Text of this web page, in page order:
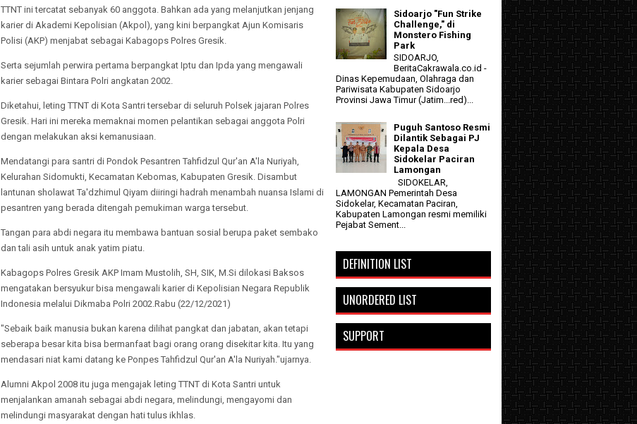
TTNT ini tercatat sebanyak 60 anggota. Bahkan ada yang melanjutkan jenjang
karier di Akademi Kepolisian (Akpol), yang kini berpangkat Ajun Komisaris
Polisi (AKP) menjabat sebagai Kabagops Polres Gresik.
Serta sejumlah perwira pertama berpangkat Iptu dan Ipda yang mengawali
karier sebagai Bintara Polri angkatan 2002.
Diketahui, leting TTNT di Kota Santri tersebar di seluruh Polsek jajaran Polres
Gresik. Hari ini mereka memaknai momen pelantikan sebagai anggota Polri
dengan melakukan aksi kemanusiaan.
Mendatangi para santri di Pondok Pesantren Tahfidzul Qur'an A'la Nuriyah,
Kelurahan Sidomukti, Kecamatan Kebomas, Kabupaten Gresik. Disambut
lantunan sholawat Ta'dzhimul Qiyam diiringi hadrah menambah nuansa Islami di
pesantren yang berada ditengah pemukiman warga tersebut.
Tangan para abdi negara itu membawa bantuan sosial berupa paket sembako
dan tali asih untuk anak yatim piatu.
Kabagops Polres Gresik AKP Imam Mustolih, SH, SIK, M.Si dilokasi Baksos
mengatakan bersyukur bisa mengawali karier di Kepolisian Negara Republik
Indonesia melalui Dikmaba Polri 2002.Rabu (22/12/2021)
"Sebaik baik manusia bukan karena dilihat pangkat dan jabatan, akan tetapi
seberapa besar kita bisa bermanfaat bagi orang orang disekitar kita. Itu yang
mendasari niat kami datang ke Ponpes Tahfidzul Qur'an A'la Nuriyah."ujarnya.
Alumni Akpol 2008 itu juga mengajak leting TTNT di Kota Santri untuk
menjalankan amanah sebagai abdi negara, melindungi, mengayomi dan
melindungi masyarakat dengan hati tulus ikhlas.
Sidoarjo "Fun Strike
Challenge," di
Monstero Fishing
Park
SIDOARJO,
BeritaCakrawala.co.id -
Dinas Kepemudaan, Olahraga dan
Pariwisata Kabupaten Sidoarjo
Provinsi Jawa Timur (Jatim...red)...
Puguh Santoso Resmi
Dilantik Sebagai PJ
Kepala Desa
Sidokelar Paciran
Lamongan
SIDOKELAR,
LAMONGAN Pemerintah Desa
Sidokelar, Kecamatan Paciran,
Kabupaten Lamongan resmi memiliki
Pejabat Sement...
DEFINITION LIST
UNORDERED LIST
SUPPORT